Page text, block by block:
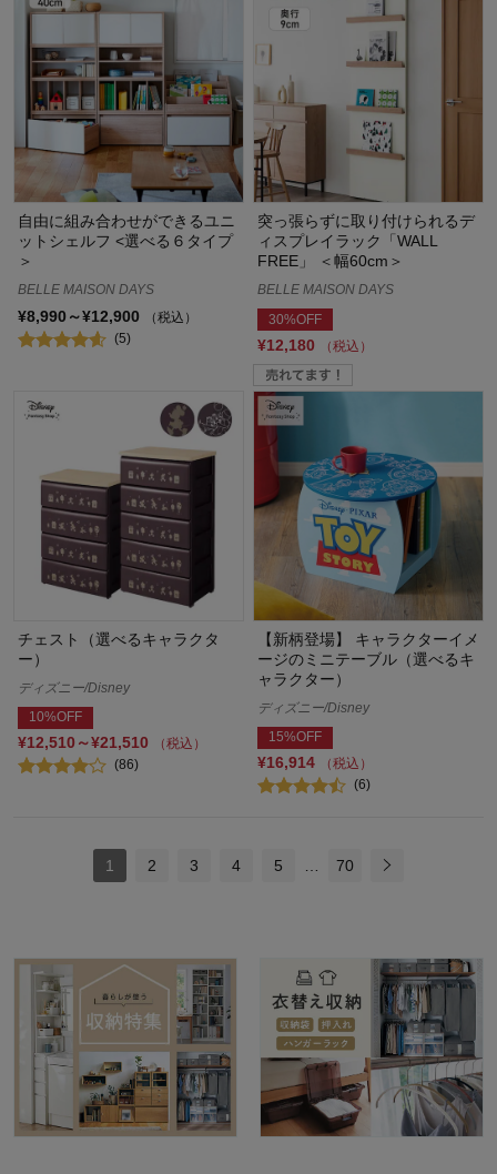
自由に組み合わせができるユニ
ットシェルフ <選べる６タイプ
＞
BELLE MAISON DAYS
¥8,990～¥12,900
（税込）
(5)
突っ張らずに取り付けられるデ
ィスプレイラック「WALL
FREE」 ＜幅60cm＞
BELLE MAISON DAYS
30%OFF
¥12,180 （税込）
チェスト（選べるキャラクタ
ー）
ディズニー/Disney
10%OFF
¥12,510～¥21,510
（税込）
(86)
【新柄登場】 キャラクターイメ
ージのミニテーブル（選べるキ
ャラクター）
ディズニー/Disney
15%OFF
¥16,914
（税込）
(6)
1 2 3 4 5 70